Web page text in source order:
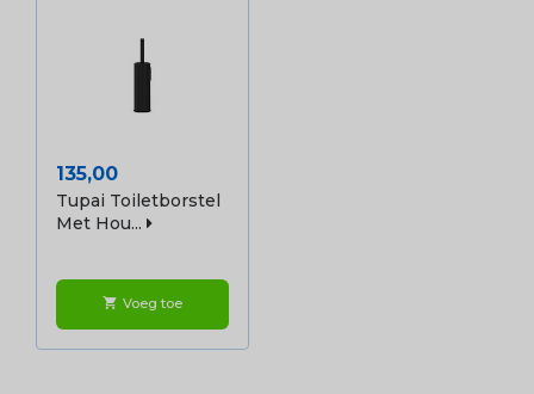
Prijs
135,00
Tupai Toiletborstel
Met Hou...
shopping_cart Voeg toe